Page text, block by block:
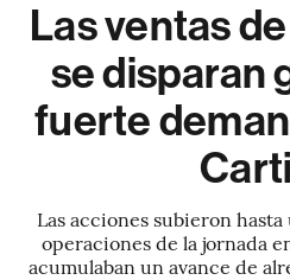
Las ventas
se disparan
fuerte
Las acciones subieron
operaciones de la jornada
acumulaban un avance de